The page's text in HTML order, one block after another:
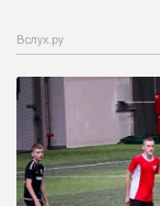
Вслух.ру